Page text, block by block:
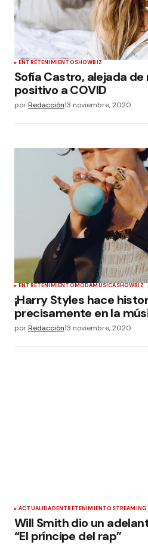
ENTRETENIMIENTOSHOWBIZ
Sofía Castro, alejada
positivo a COVID
porRedacción13 noviembre, 2020
ENTRETENIMIENTOMODAMÚSICASHOWBIZ
¡Harry Styles hace
precisamente en la
porRedacción13 noviembre, 2020
ACTUALIDAD ENTRETENIMIENTO STREAMING
Will Smith dio un
“El príncipe del rap”